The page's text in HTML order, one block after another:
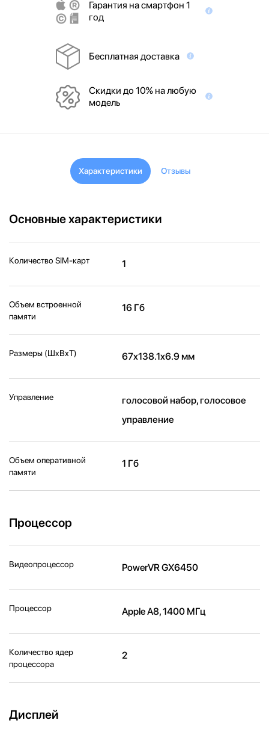
Гарантия на смартфон 1
год
Бесплатная доставка
Скидки до 10% на любую
модель
Характеристики Отзывы
Основные характеристики
Количество SIM-карт 1
Объем встроенной
памяти
16 Гб
Размеры (ШxВxТ) 67x138.1x6.9 мм
Управление
голосовой набор, голосовое
управление
Объем оперативной
памяти
1 Гб
Процессор
Видеопроцессор PowerVR GX6450
Процессор Apple A8, 1400 МГц
Количество ядер
процессора
2
Дисплей